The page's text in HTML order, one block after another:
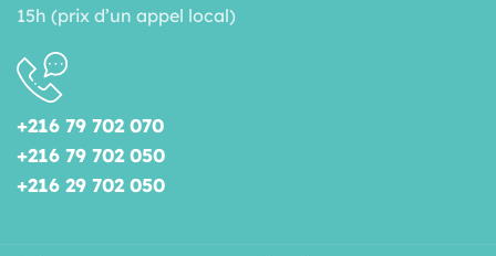
15h (prix d’un appel local)
+216 79 702 070
+216 79 702 050
+216 29 702 050